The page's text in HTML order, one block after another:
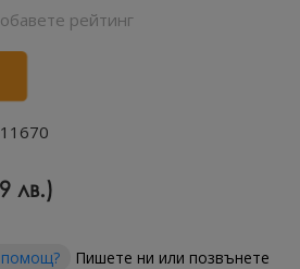
рейтинг
лв.)
Пишете ни или позвънете